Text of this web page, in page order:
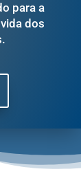
para a
dos